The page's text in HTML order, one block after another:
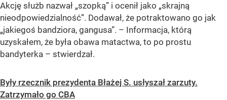
Akcję służb nazwał „szopką” i ocenił jako „skrajną
nieodpowiedzialność”. Dodawał, że potraktowano go jak
„jakiegoś bandziora, gangusa”. – Informacja, którą
uzyskałem, że była obawa matactwa, to po prostu
bandyterka – stwierdzał.
Były rzecznik prezydenta Błażej S. usłyszał zarzuty.
Zatrzymało go CBA